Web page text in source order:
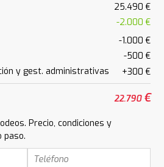
25.490 €
-2.000 €
-1.000 €
-500 €
y gest. administrativas
+300 €
22.790€
Precio, condiciones y
paso.